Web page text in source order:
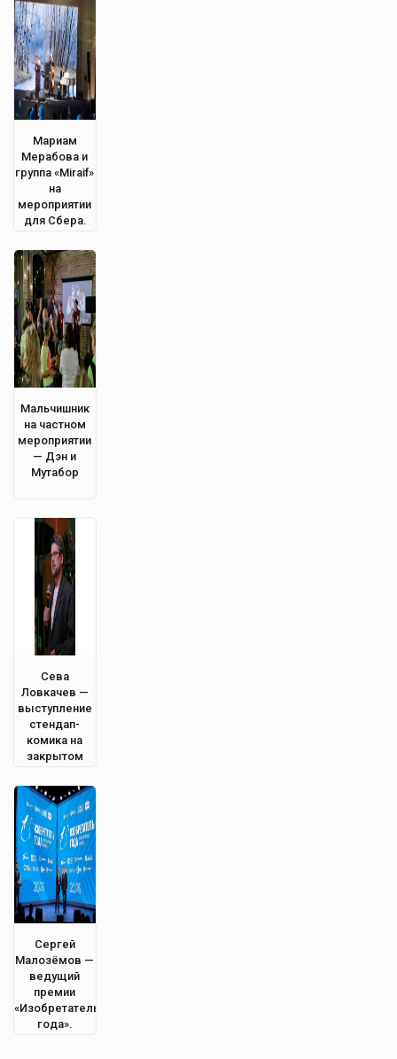
Мариам
Мерабова и
группа «Miraif»
на
мероприятии
для Сбера.
Мальчишник
на частном
мероприятии
— Дэн и
Мутабор
Сева
Ловкачев —
выступление
стендап-
комика на
закрытом
в Питере.
Сергей
Малозёмов —
ведущий
премии
«Изобретатель
года».